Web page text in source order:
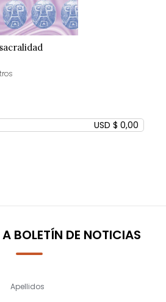
USD $ 0,00
BOLETÍN DE NOTICIAS
Apellidos